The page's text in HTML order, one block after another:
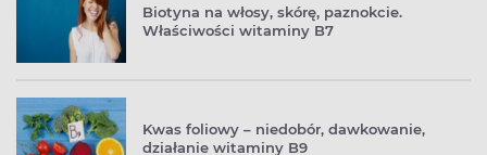
Biotyna na włosy, skórę, paznokcie.
Właściwości witaminy B7
Kwas foliowy – niedobór, dawkowanie,
działanie witaminy B9